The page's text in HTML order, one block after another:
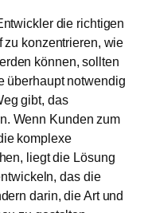
die richtigen
zu konzentrieren, wie
können, sollten
überhaupt notwendig
gibt, das
Wenn Kunden zum
komplexe
liegt die Lösung
das die
darin, die Art und